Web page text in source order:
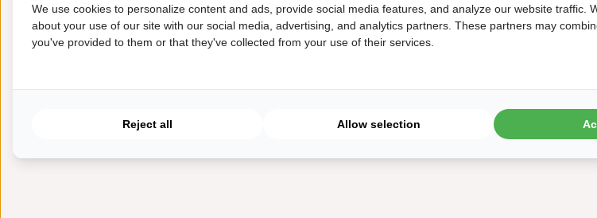
die MSA- und Kalibrierungsstudien.
externen
We use cookies to personalize content and ads, provide social media features, and analyze our website traffic.
about your use of our site with our social media, advertising, and analytics partners. These partners may
you've provided to them or that they've collected from your use of their services.
Reject all Allow selection